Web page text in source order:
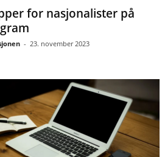
for nasjonalister på
- 23. november 2023